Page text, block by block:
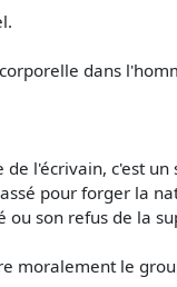
dans
l'écrivain, c'est
pour forger la
son refus de la
moralement le